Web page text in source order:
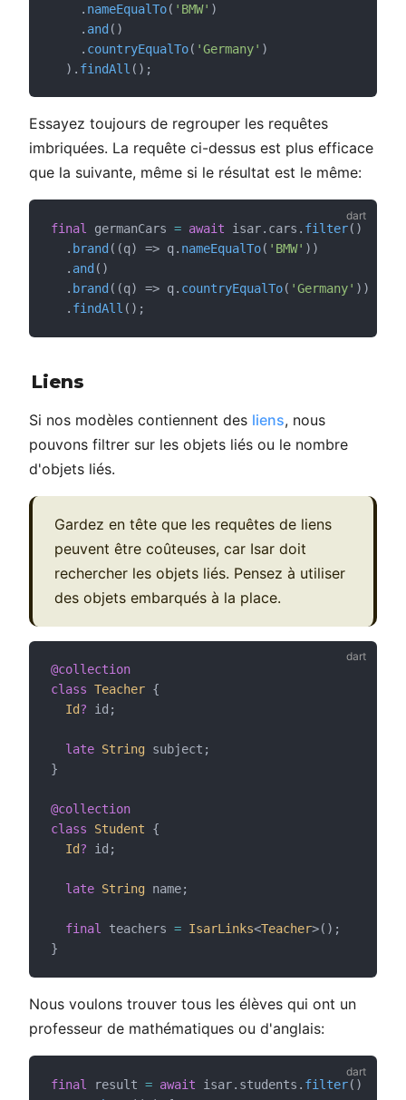
    .
nameEqualTo( 'BMW' )
    .
and ()
    .
countryEqualTo( 'Germany' )
  ).
findAll ();
Essayez toujours de regrouper les requêtes
imbriquées. La requête ci-dessus est plus efficace
que la suivante, même si le résultat est le même:
final germanCars = await isar.cars. filter()
  .
brand ((q) => q. nameEqualTo( 'BMW' ))
  .
and ()
  .
brand ((q) => q. countryEqualTo( 'Germany' ))
  .
findAll ();
Liens
Si nos modèles contiennent des liens, nous
pouvons filtrer sur les objets liés ou le nombre
d'objets liés.
Gardez en tête que les requêtes de liens
peuvent être coûteuses, car Isar doit
rechercher les objets liés. Pensez à utiliser
des objets embarqués à la place.
@collection
class Teacher {
Id? id;
late String subject;
}
@collection
class
Student {
Id? id;
late String name;
final teachers = IsarLinks<Teacher>();
}
Nous voulons trouver tous les élèves qui ont un
professeur de mathématiques ou d'anglais:
final result = await isar.students. filter()